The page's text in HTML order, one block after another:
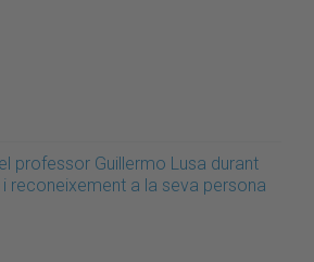
professor Guillermo Lusa durant
reconeixement a la seva persona